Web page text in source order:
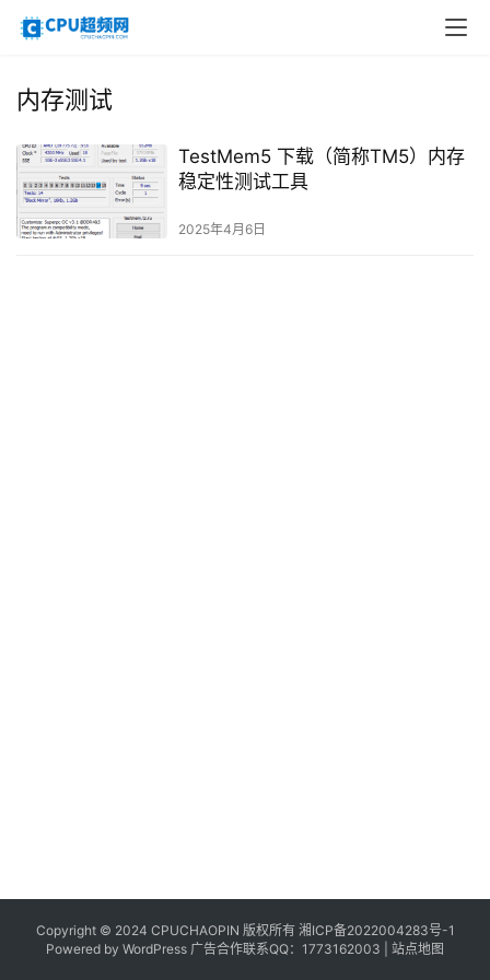
内存测试
TestMem5 下载（简称TM5）内存
稳定性测试工具
2025年4月6日
Copyright © 2024 CPUCHAOPIN 版权所有 湘ICP备2022004283号-1
Powered by WordPress 广告合作联系QQ：1773162003 | 站点地图